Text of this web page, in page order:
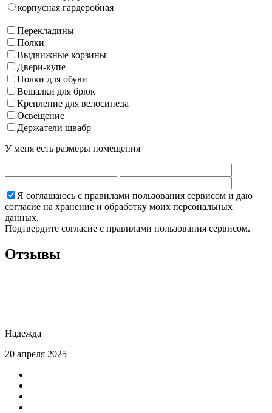
корпусная гардеробная
Перекладины
Полки
Выдвижные корзины
Двери-купе
Полки для обуви
Вешалки для брюк
Крепление для велосипеда
Освещение
Держатели швабр
У меня есть размеры помещения
Я соглашаюсь с правилами пользования сервисом и даю
согласие на хранение и обработку моих персональных
данных.
Подтвердите согласие с правилами пользования сервисом.
Отзывы
Надежда
20 апреля 2025